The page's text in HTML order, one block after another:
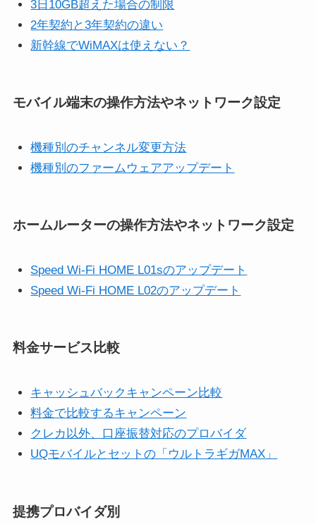
3日10GB超えた場合の制限
2年契約と3年契約の違い
新幹線でWiMAXは使えない？
モバイル端末の操作方法やネットワーク設定
機種別のチャンネル変更方法
機種別のファームウェアアップデート
ホームルーターの操作方法やネットワーク設定
Speed Wi-Fi HOME L01sのアップデート
Speed Wi-Fi HOME L02のアップデート
料金サービス比較
キャッシュバックキャンペーン比較
料金で比較するキャンペーン
クレカ以外、口座振替対応のプロバイダ
UQモバイルとセットの「ウルトラギガMAX」
提携プロバイダ別